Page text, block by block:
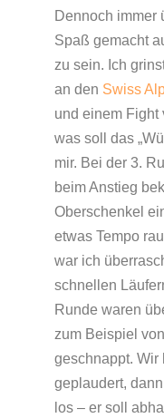
Dennoch immer
Spaß gemacht
zu sein. Ich
an den Swiss
und einem Fight
was soll das
mir. Bei der 3.
beim Anstieg
Oberschenkel
etwas Tempo
war ich
schnellen
Runde waren
zum Beispiel
geschnappt.
geplaudert,
los – er soll